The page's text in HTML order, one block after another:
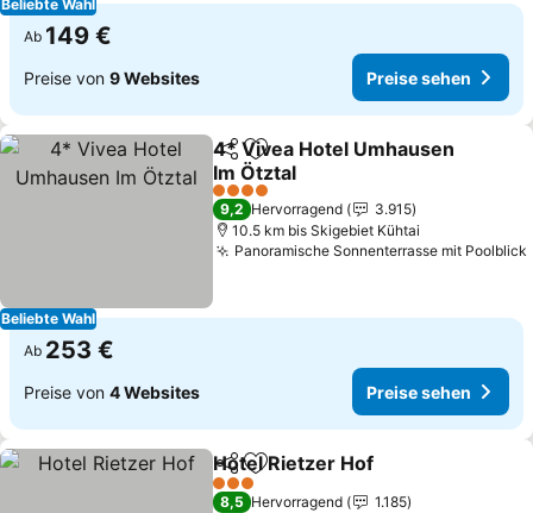
Beliebte Wahl
Ab 149 €
Preise von 9 Websites Preise sehen
Beliebte Wahl
TeilenZu Favoriten hinzufügen
4* Vivea Hotel Umhausen
Im Ötztal
4 Sterne
9,2 Hervorragend
3.915
10.5 km bis Skigebiet Kühtai
Panoramische Sonnenterrasse mit Poolblick
Ab 253 €
Preise von 4 Websites Preise sehen
TeilenZu Favoriten hinzufügen
Hotel Rietzer Hof
3 Sterne
8,5 Hervorragend
1.185